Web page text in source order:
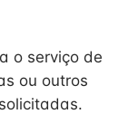
o serviço de
ou outros